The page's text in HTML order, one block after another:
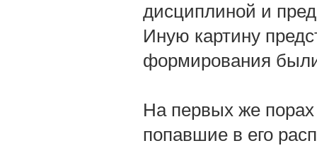
дисциплиной и
Иную картину
формирования
На первых же
попавшие в его